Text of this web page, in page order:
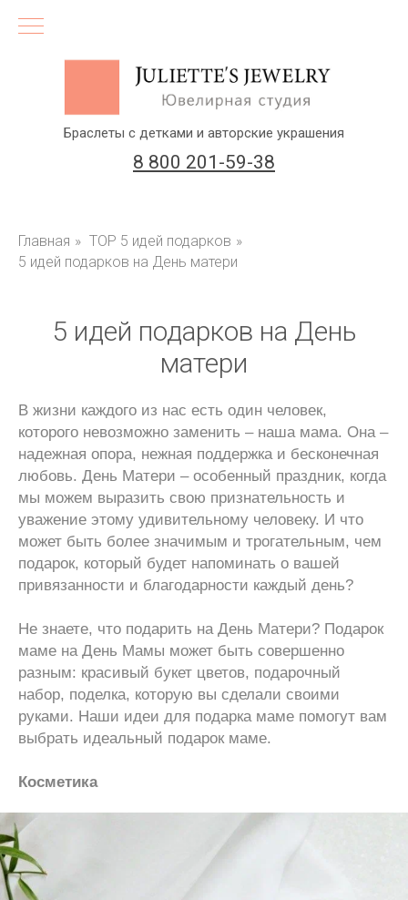
Заказать звонок
8 800 201-59-38
Браслеты с детками и авторские украшения
Главная » ТОР 5 идей подарков »
5 идей подарков на День матери
5 идей подарков на День
матери
В жизни каждого из нас есть один человек,
которого невозможно заменить – наша мама. Она –
надежная опора, нежная поддержка и бесконечная
любовь. День Матери – особенный праздник, когда
мы можем выразить свою признательность и
уважение этому удивительному человеку. И что
может быть более значимым и трогательным, чем
подарок, который будет напоминать о вашей
привязанности и благодарности каждый день?
Не знаете, что подарить на День Матери? Подарок
маме на День Мамы может быть совершенно
разным: красивый букет цветов, подарочный
набор, поделка, которую вы сделали своими
руками. Наши идеи для подарка маме помогут вам
выбрать идеальный подарок маме.
Косметика